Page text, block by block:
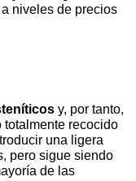
niveles de precios
y, por tanto,
totalmente recocido
una ligera
pero sigue siendo
de las